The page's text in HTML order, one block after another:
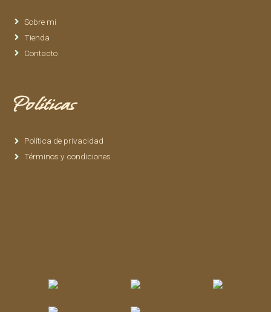
Sobre mi
Tienda
Contacto
Políticas
Política de privacidad
Términos y condiciones